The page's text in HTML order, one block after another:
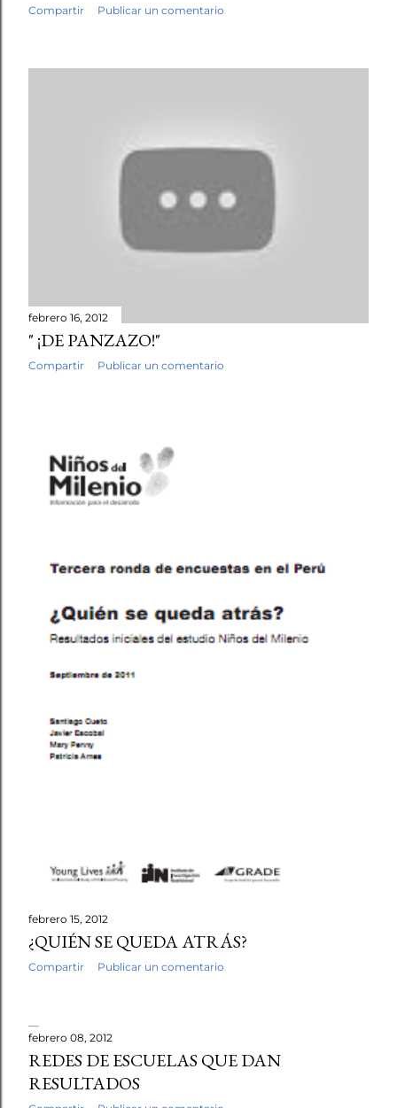
Compartir Publicar un comentario
febrero 16, 2012
" ¡DE PANZAZO!"
Compartir Publicar un comentario
febrero 15, 2012
¿QUIÉN SE QUEDA ATRÁS?
Compartir Publicar un comentario
febrero 08, 2012
REDES DE ESCUELAS QUE DAN
RESULTADOS